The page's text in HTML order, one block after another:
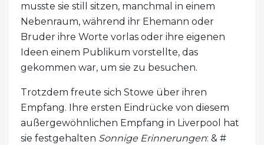
musste sie still sitzen, manchmal in einem
Nebenraum, während ihr Ehemann oder
Bruder ihre Worte vorlas oder ihre eigenen
Ideen einem Publikum vorstellte, das
gekommen war, um sie zu besuchen.
Trotzdem freute sich Stowe über ihren
Empfang. Ihre ersten Eindrücke von diesem
außergewöhnlichen Empfang in Liverpool hat
sie festgehalten Sonnige Erinnerungen: & #